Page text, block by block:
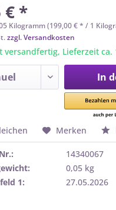
€ *
Kilogramm (199,00 € * / 1
zzgl. Versandkosten
versandfertig, Lieferzeit ca.
In
Merken
14340067
0,05 kg
1:
27.05.2026